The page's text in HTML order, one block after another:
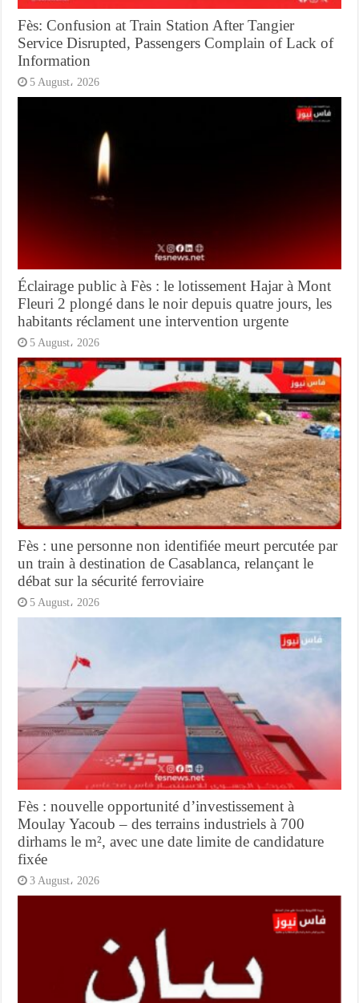
Fès: Confusion at Train Station After Tangier
Service Disrupted, Passengers Complain of Lack of
Information
5 August، 2026
Éclairage public à Fès : le lotissement Hajar à Mont
Fleuri 2 plongé dans le noir depuis quatre jours, les
habitants réclament une intervention urgente
5 August، 2026
Fès : une personne non identifiée meurt percutée par
un train à destination de Casablanca, relançant le
débat sur la sécurité ferroviaire
5 August، 2026
Fès : nouvelle opportunité d’investissement à
Moulay Yacoub – des terrains industriels à 700
dirhams le m², avec une date limite de candidature
fixée
3 August، 2026